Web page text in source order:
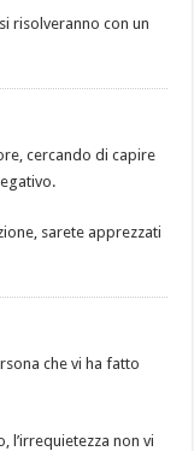
risolveranno con un
cercando di capire
sarete apprezzati
che vi ha fatto
l’irrequietezza non vi